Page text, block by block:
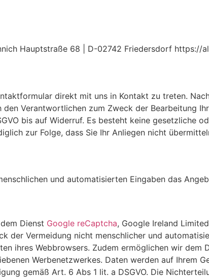
Hauptstraße 68 | D-02742 Friedersdorf https://
direkt mit uns in Kontakt zu treten.
Verantwortlichen zum Zweck der Bearbeitung
bis auf Widerruf. Es besteht keine gesetzliche
zur Folge, dass Sie Ihr Anliegen nicht
und automatisierten Eingaben das
Dienst Google reCaptcha, Google Ireland
der Vermeidung nicht menschlicher und
ihres Webbrowsers. Zudem ermöglichen wir dem
Werbenetzwerkes. Daten werden auf Ihrem
gemäß Art. 6 Abs 1 lit. a DSGVO. Die